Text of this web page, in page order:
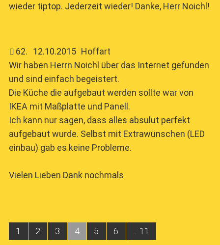
wieder tiptop. Jederzeit wieder! Danke, Herr Noichl!
62. 12.10.2015 Hoffart
Wir haben Herrn Noichl über das Internet gefunden
und sind einfach begeistert.
Die Küche die aufgebaut werden sollte war von
IKEA mit Maßplatte und Panell.
Ich kann nur sagen, dass alles absulut perfekt
aufgebaut wurde. Selbst mit Extrawünschen (LED
einbau) gab es keine Probleme.
Vielen Lieben Dank nochmals
1 2 3 4 5 6 ... 11